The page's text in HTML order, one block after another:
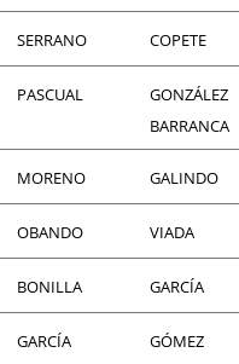
SERRANO COPETE
PASCUAL
GONZÁLEZ
BARRANCA
MORENO GALINDO
OBANDO VIADA
BONILLA GARCÍA
GARCÍA GÓMEZ